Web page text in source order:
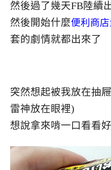
然後過了幾天FB陸續
然後開始什麼便利商
套的劇情就都出來了
突然想起被我放在抽
雷神放在眼裡)
想說拿來啃一口看看